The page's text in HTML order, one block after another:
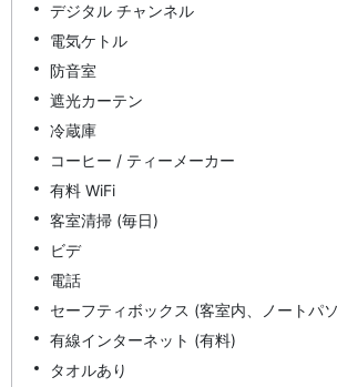
デジタル チャンネル
電気ケトル
防音室
遮光カーテン
冷蔵庫
コーヒー / ティーメーカー
有料 WiFi
客室清掃 (毎日)
ビデ
電話
セーフティボックス (客室内、ノートパ
有線インターネット (有料)
タオルあり